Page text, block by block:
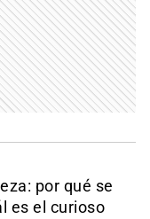
por qué se
es el curioso